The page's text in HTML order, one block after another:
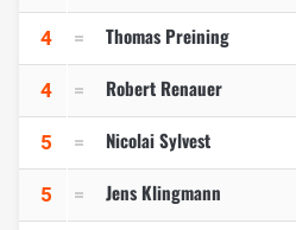
4 Thomas Preining
4 Robert Renauer
5 Nicolai Sylvest
5 Jens Klingmann